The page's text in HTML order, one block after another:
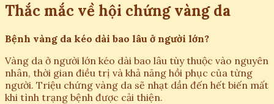
Thắc mắc về hội chứng vàng da
Bệnh vàng da kéo dài bao lâu ở người lớn?
Vàng da ở người lớn kéo dài bao lâu tùy thuộc vào nguyên
nhân, thời gian điều trị và khả năng hồi phục của từng
người. Triệu chứng vàng da sẽ nhạt dần đến hết biến mất
khi tình trạng bệnh được cải thiện.